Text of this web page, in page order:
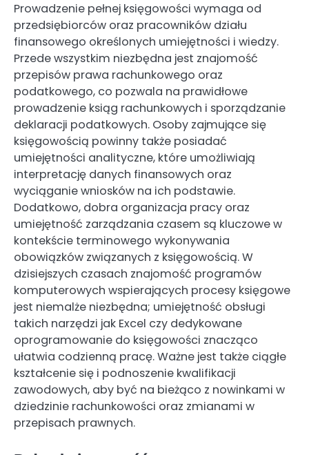
Prowadzenie pełnej księgowości wymaga od
przedsiębiorców oraz pracowników działu
finansowego określonych umiejętności i wiedzy.
Przede wszystkim niezbędna jest znajomość
przepisów prawa rachunkowego oraz
podatkowego, co pozwala na prawidłowe
prowadzenie ksiąg rachunkowych i sporządzanie
deklaracji podatkowych. Osoby zajmujące się
księgowością powinny także posiadać
umiejętności analityczne, które umożliwiają
interpretację danych finansowych oraz
wyciąganie wniosków na ich podstawie.
Dodatkowo, dobra organizacja pracy oraz
umiejętność zarządzania czasem są kluczowe w
kontekście terminowego wykonywania
obowiązków związanych z księgowością. W
dzisiejszych czasach znajomość programów
komputerowych wspierających procesy księgowe
jest niemalże niezbędna; umiejętność obsługi
takich narzędzi jak Excel czy dedykowane
oprogramowanie do księgowości znacząco
ułatwia codzienną pracę. Ważne jest także ciągłe
kształcenie się i podnoszenie kwalifikacji
zawodowych, aby być na bieżąco z nowinkami w
dziedzinie rachunkowości oraz zmianami w
przepisach prawnych.